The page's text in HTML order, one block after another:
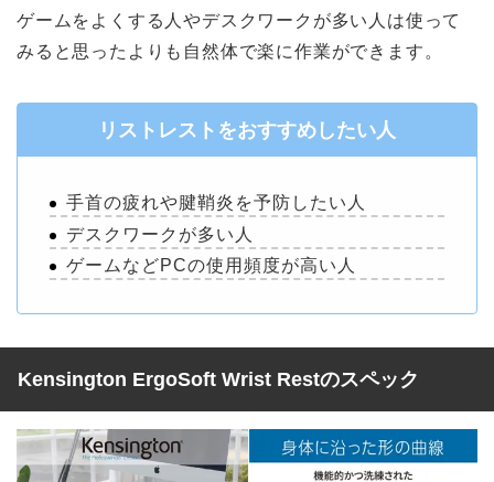
ゲームをよくする人やデスクワークが多い人は使って
みると思ったよりも自然体で楽に作業ができます。
リストレストをおすすめしたい人
手首の疲れや腱鞘炎を予防したい人
デスクワークが多い人
ゲームなどPCの使用頻度が高い人
Kensington ErgoSoft Wrist Restのスペック